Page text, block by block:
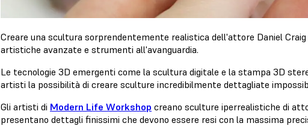
Creare una scultura sorprendentemente realistica dell'attore Daniel
artistiche avanzate e strumenti all'avanguardia.
Le tecnologie 3D emergenti come la scultura digitale e la stampa 3D
artisti la possibilità di creare sculture incredibilmente dettagliate
Gli artisti di Modern Life Workshop creano sculture iperrealistiche di
presentano dettagli finissimi che devono essere resi con la massima